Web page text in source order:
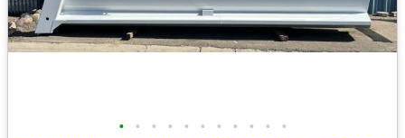
• • • • • • • • • • •